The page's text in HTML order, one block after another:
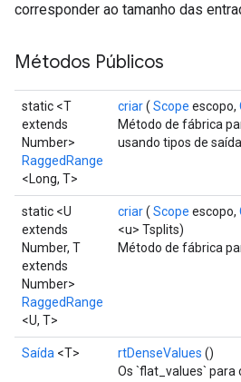
corresponder ao tamanho das
Métodos Públicos
static <T
extends
Number>
RaggedRange
<Long, T>
criar( Scope escopo,
Método de fábrica
usando tipos de
static <U
extends
Number, T
extends
Number>
RaggedRange
<U, T>
criar( Scope escopo,
<u> Tsplits)
Método de fábrica
Saída <T> rtDenseValues ()
Os `flat_values` para